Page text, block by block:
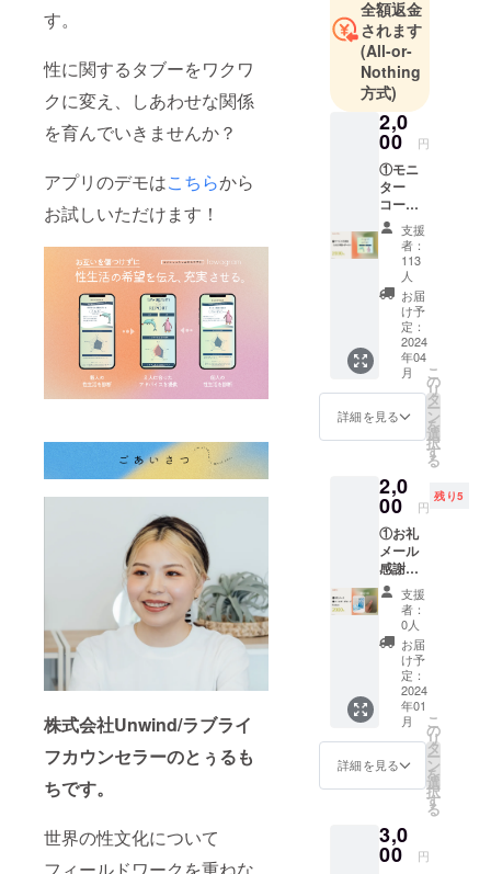
す。
性に関するタブーをワクワ
クに変え、しあわせな関係
を育んでいきませんか？
アプリのデモはこちらから
お試しいただけます！
株式会社Unwind/ラブライ
フカウンセラーのとぅるも
ちです。
世界の性文化について
全額返金
されます
(All-or-
Nothing
方式)
2,0
00 円
①モニ
ター
コース
（ふた
り用レ
ポー
ト）
tawagr
amのβ
版リ
リース
後、い
ち早く
みなさ
まのも
す！ 本
リター
ンを購
入いた
だく
と、リ
リース
後、自
分の性
生活を
分析し
た後、
パート
ナーに
も分析
いただ
くこと
ポート
をお届
支援
者：
113
人
お届
け予
定：
2024
年04
月
詳細を見る
こ
の
リ
タ
ー
ン
を
選
択
す
る
2,0
00 円
残り5
①お礼
メール
感謝の
気持ち
を込め
てお送
りしま
す。
②findo
m指用
ゴム 指
につけ
るフィ
ンガー
グロー
ブ。 ヒ
ン酸プ
ラスの
ゼリー
支援
者：
0人
お届
け予
定：
2024
年01
月
詳細を見る
こ
の
リ
タ
ー
ン
を
選
択
す
る
3,0
00 円